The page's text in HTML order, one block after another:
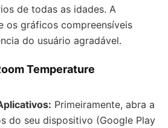
de todas as idades. A
os gráficos compreensíveis
do usuário agradável.
Temperature
Primeiramente, abra a
do seu dispositivo (Google Play